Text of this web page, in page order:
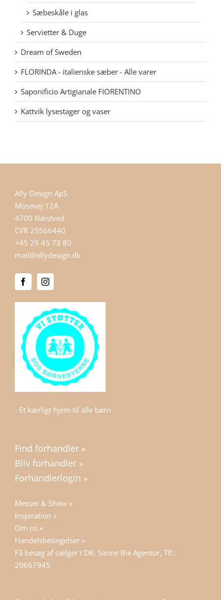
Sæbeskåle i glas
Servietter & Duge
Dream of Sweden
FLORINDA - italienske sæber - Alle varer
Saponificio Artigianale FIORENTINO
Kattvik lysestager og vaser
Ally Design ApS
Mosevej 12A
4700 Næstved
CVR 25566440
+45 29 45 73 80
mail@allydesign.dk
- Et kærligt hjem til alle børn
Find forhandler »
Bliv forhandler »
Forhandlerlogin »
Messer & Show »
Inspiration »
Om os »
Handelsbetingelser »
Få besøg af sælger i DK: Sanne Bie Agentur, Tlf.:
20667945